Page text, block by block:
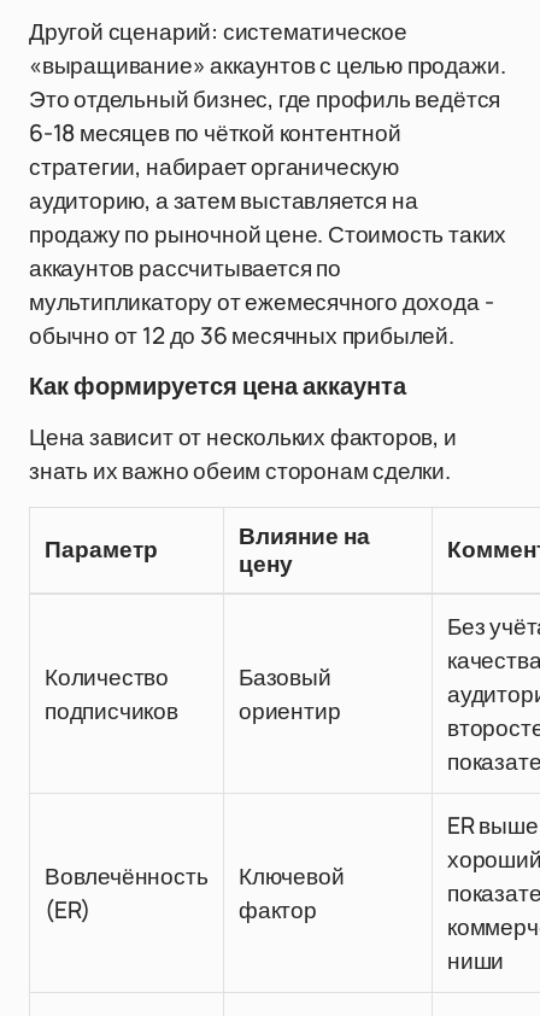
Другой сценарий: систематическое
«выращивание» аккаунтов с целью продажи.
Это отдельный бизнес, где профиль ведётся
6-18 месяцев по чёткой контентной
стратегии, набирает органическую
аудиторию, а затем выставляется на
продажу по рыночной цене. Стоимость таких
аккаунтов рассчитывается по
мультипликатору от ежемесячного дохода -
обычно от 12 до 36 месячных прибылей.
Как формируется цена аккаунта
Цена зависит от нескольких факторов, и
знать их важно обеим сторонам сделки.
Параметр
Влияние на
цену
Количество
подписчиков
Базовый
ориентир
Без
Вовлечённость
(ER)
Ключевой
фактор
ER
ниши